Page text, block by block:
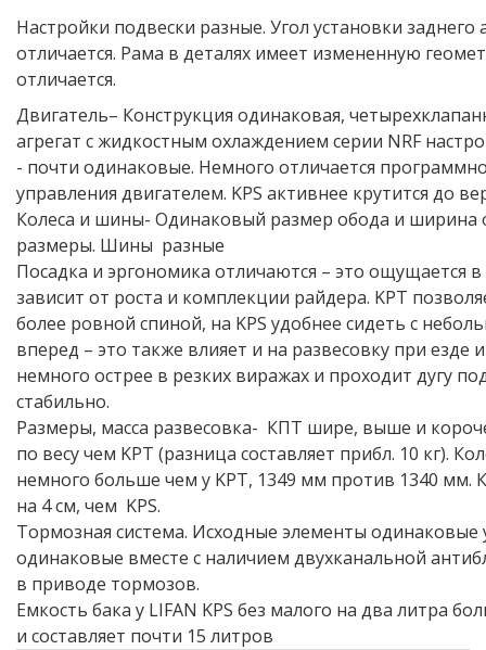
Настройки подвески разные. Угол установки заднего
отличается. Рама в деталях имеет измененную
отличается.
Двигатель– Конструкция одинаковая,
агрегат с жидкостным охлаждением серии NRF
- почти одинаковые. Немного отличается
управления двигателем. KPS активнее крутится до
Колеса и шины- Одинаковый размер обода и ширина
размеры. Шины разные
Посадка и эргономика отличаются – это ощущается
зависит от роста и комплекции райдера. KPT
более ровной спиной, на KPS удобнее сидеть с
вперед – это также влияет и на развесовку при езде
немного острее в резких виражах и проходит дугу
стабильно.
Размеры, масса развесовка- КПТ шире, выше и
по весу чем KPT (разница составляет прибл. 10 кг).
немного больше чем у KPT, 1349 мм против 1340 мм.
на 4 см, чем KPS.
Тормозная система. Исходные элементы
одинаковые вместе с наличием двухканальной
в приводе тормозов.
Емкость бака у LIFAN KPS без малого на два литра
и составляет почти 15 литров